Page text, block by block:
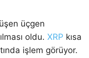
üçgen
oldu. XRP kısa
işlem görüyor.